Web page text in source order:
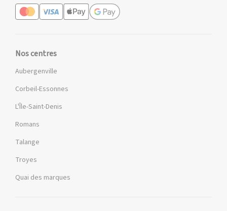
Nos centres
Aubergenville
Corbeil-Essonnes
L'Île-Saint-Denis
Romans
Talange
Troyes
Quai des marques